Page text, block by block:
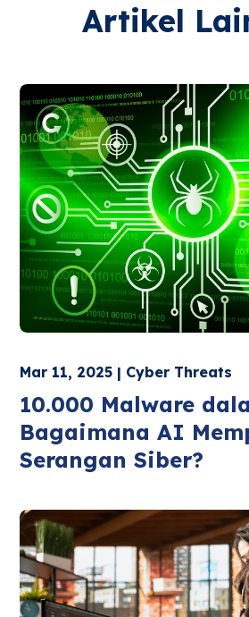
Artikel
Mar 11, 2025 | Cyber Threats
10.000 Malware
Bagaimana AI
Serangan Siber?